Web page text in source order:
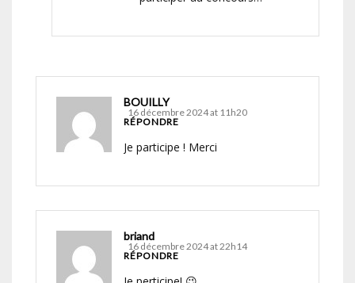
BOUILLY
16 décembre 2024 at 11h20
RÉPONDRE
Je participe ! Merci
briand
16 décembre 2024 at 22h14
RÉPONDRE